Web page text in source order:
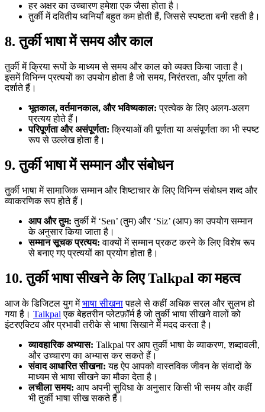
हर अक्षर का उच्चारण हमेशा एक जैसा होता है।
तुर्की में दवितीय ध्वनियाँ बहुत कम होती हैं, जिससे स्पष्टता बनी रहती है।
8. तुर्की भाषा में समय और काल
तुर्की में क्रिया रूपों के माध्यम से समय और काल को व्यक्त किया जाता है।
इसमें विभिन्न प्रत्ययों का उपयोग होता है जो समय, निरंतरता, और पूर्णता को
दर्शाते हैं।
भूतकाल, वर्तमानकाल, और भविष्यकाल: प्रत्येक के लिए अलग-अलग
प्रत्यय होते हैं।
परिपूर्णता और असंपूर्णता: क्रियाओं की पूर्णता या असंपूर्णता का भी स्पष्ट
रूप से उल्लेख होता है।
9. तुर्की भाषा में सम्मान और संबोधन
तुर्की भाषा में सामाजिक सम्मान और शिष्टाचार के लिए विभिन्न संबोधन शब्द और
व्याकरणिक रूप होते हैं।
आप और तुम: तुर्की में ‘Sen’ (तुम) और ‘Siz’ (आप) का उपयोग सम्मान
के अनुसार किया जाता है।
सम्मान सूचक प्रत्यय: वाक्यों में सम्मान प्रकट करने के लिए विशेष रूप
से बनाए गए प्रत्ययों का प्रयोग होता है।
10. तुर्की भाषा सीखने के लिए Talkpal का महत्व
आज के डिजिटल युग मेंभाषा सीखनापहले से कहीं अधिक सरल और सुलभ हो
गया है। Talkpal एक बेहतरीन प्लेटफ़ॉर्म है जो तुर्की भाषा सीखने वालों को
इंटरएक्टिव और प्रभावी तरीके से भाषा सिखाने में मदद करता है।
व्यावहारिक अभ्यास: Talkpal पर आप तुर्की भाषा के व्याकरण, शब्दावली,
और उच्चारण का अभ्यास कर सकते हैं।
संवाद आधारित सीखना: यह ऐप आपको वास्तविक जीवन के संवादों के
माध्यम से भाषा सीखने का मौका देता है।
लचीला समय: आप अपनी सुविधा के अनुसार किसी भी समय और कहीं
भी तुर्की भाषा सीख सकते हैं।